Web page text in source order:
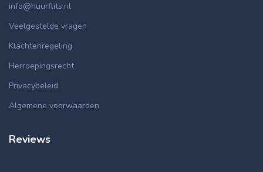
info@huurflits.nl
Veelgestelde vragen
Klachtenregeling
Herroepingsrecht
Privacybeleid
Algemene voorwaarden
Reviews